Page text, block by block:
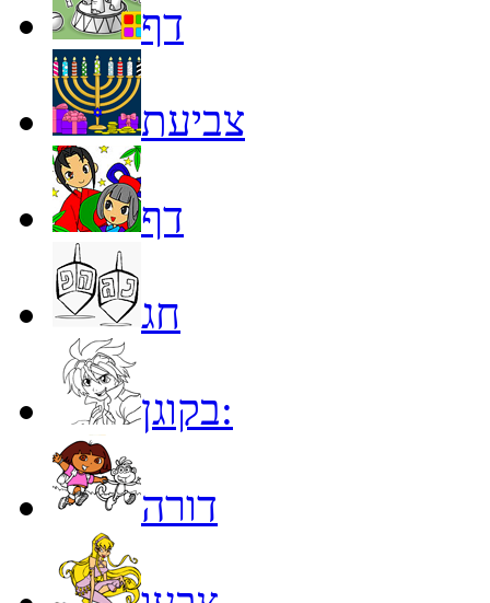
דף
צביעת
דף
חג
בקוגן:
דורה